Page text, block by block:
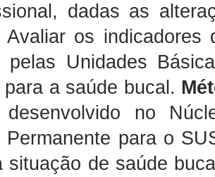
dadas as
Avaliar os indicadores
pelas Unidades
a saúde bucal.
desenvolvido no
Permanente para o
situação de saúde